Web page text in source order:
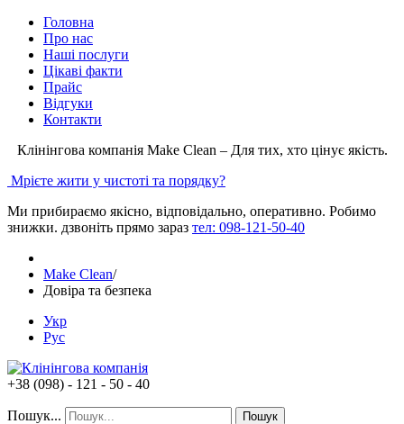
Головна
Про нас
Наші послуги
Цікаві факти
Прайс
Відгуки
Контакти
Клінінгова компанія Make Clean – Для тих, хто цінує якість.
Мрієте жити у чистоті та порядку?
Ми прибираємо якісно, відповідально, оперативно. Робимо
знижки. дзвоніть прямо зараз тел: 098-121-50-40
Make Clean/
Довіра та безпека
Укр
Рус
+38 (098) - 121 - 50 - 40
Пошук... Пошук